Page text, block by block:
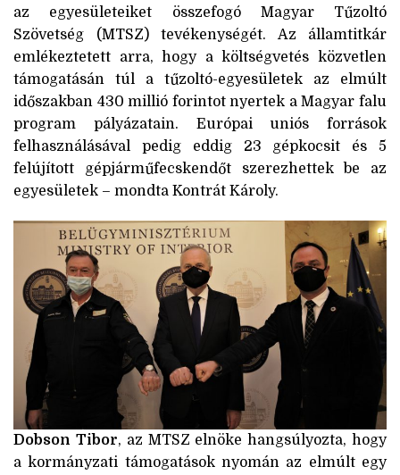
az egyesületeiket összefogó Magyar Tűzoltó
Szövetség (MTSZ) tevékenységét. Az államtitkár
emlékeztetett arra, hogy a költségvetés közvetlen
támogatásán túl a tűzoltó-egyesületek az elmúlt
időszakban 430 millió forintot nyertek a Magyar falu
program pályázatain. Európai uniós források
felhasználásával pedig eddig 23 gépkocsit és 5
felújított gépjárműfecskendőt szerezhettek be az
egyesületek – mondta Kontrát Károly.
Dobson Tibor, az MTSZ elnöke hangsúlyozta, hogy
a kormányzati támogatások nyomán az elmúlt egy